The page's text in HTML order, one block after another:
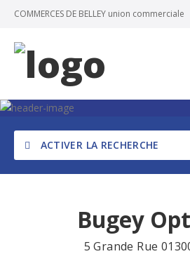
COMMERCES DE BELLEY union commerciale
ACTIVER LA RECHERCHE
Bugey
5 Grande Rue
Panneau de gestion des cookies